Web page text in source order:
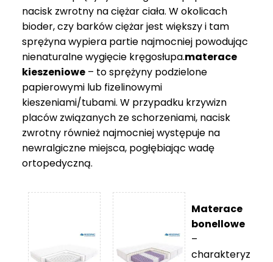
nacisk zwrotny na ciężar ciała. W okolicach
bioder, czy barków ciężar jest większy i tam
sprężyna wypiera partie najmocniej powodując
nienaturalne wygięcie kręgosłupa.materace
kieszeniowe – to sprężyny podzielone
papierowymi lub fizelinowymi
kieszeniami/tubami. W przypadku krzywizn
placów związanych ze schorzeniami, nacisk
zwrotny również najmocniej występuje na
newralgiczne miejsca, pogłębiając wadę
ortopedyczną.
Materace
bonellowe
–
charakteryz